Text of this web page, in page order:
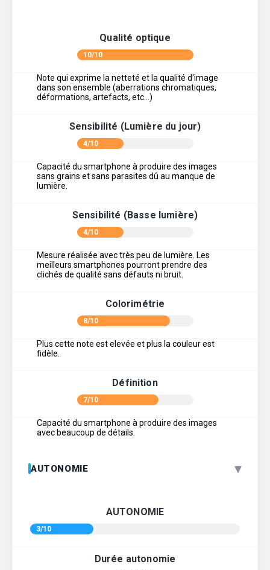
Qualité optique
10/10
Note qui exprime la netteté et la qualité d'image
dans son ensemble (aberrations chromatiques,
déformations, artefacts, etc…)
Sensibilité (Lumière du jour)
4/10
Capacité du smartphone à produire des images
sans grains et sans parasites dû au manque de
lumière.
Sensibilité (Basse lumière)
4/10
Mesure réalisée avec très peu de lumière. Les
meilleurs smartphones pourront prendre des
clichés de qualité sans défauts ni bruit.
Colorimétrie
8/10
Plus cette note est elevée et plus la couleur est
fidèle.
Définition
7/10
Capacité du smartphone à produire des images
avec beaucoup de détails.
AUTONOMIE ▾
AUTONOMIE
3/10
Durée autonomie